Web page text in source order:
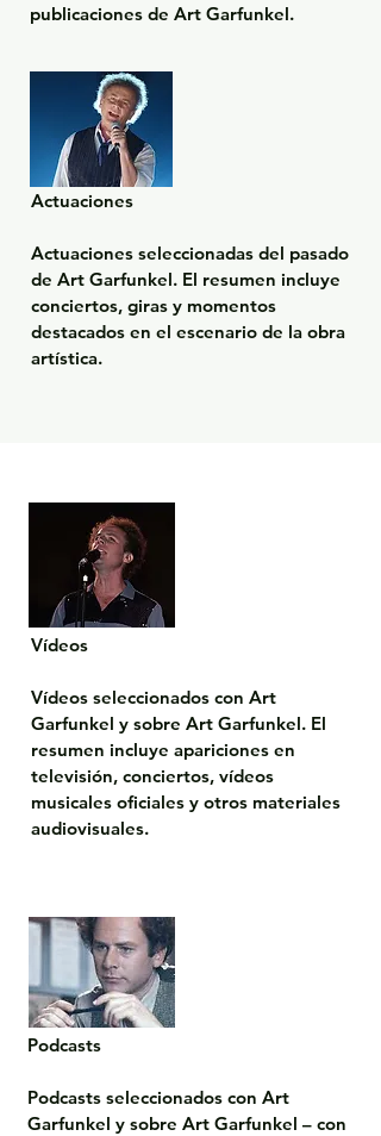
publicaciones de Art Garfunkel.
Actuaciones
Actuaciones seleccionadas del pasado
de Art Garfunkel. El resumen incluye
conciertos, giras y momentos
destacados en el escenario de la obra
artística.
Vídeos
Vídeos seleccionados con Art
Garfunkel y sobre Art Garfunkel. El
resumen incluye apariciones en
televisión, conciertos, vídeos
musicales oficiales y otros materiales
audiovisuales.
Podcasts
Podcasts seleccionados con Art
Garfunkel y sobre Art Garfunkel – con